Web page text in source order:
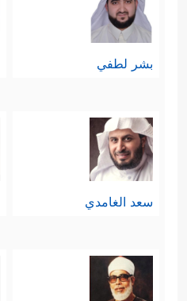
بشر لطفي
سعد الغامدي